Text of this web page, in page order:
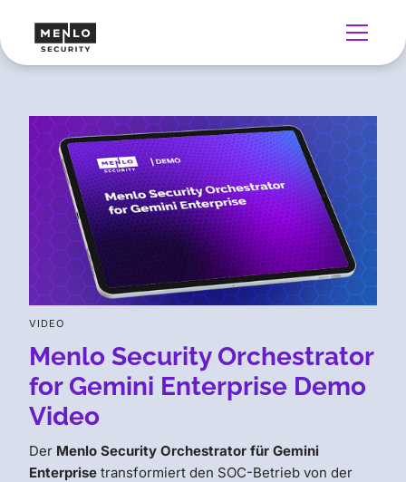
VIDEO
Menlo Security Orchestrator
for Gemini Enterprise Demo
Video
Der Menlo Security Orchestrator für Gemini
Enterprise transformiert den SOC-Betrieb von der